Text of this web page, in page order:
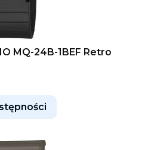
MQ-24B-1BEF Retro